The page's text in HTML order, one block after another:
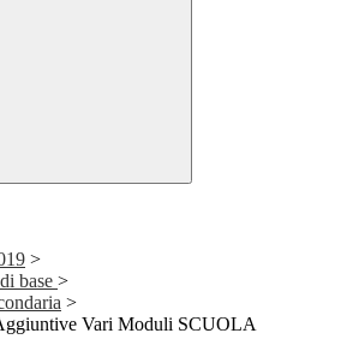
>
base >
>
Vari Moduli SCUOLA